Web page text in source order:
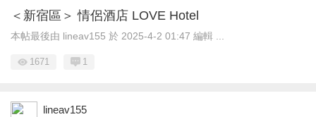
＜新宿區＞ 情侶酒店 LOVE Hotel
本帖最後由 lineav155 於 2025-4-2 01:47 編輯 ...
1671 1
lineav155